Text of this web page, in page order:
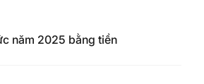
năm 2025 bằng tiền